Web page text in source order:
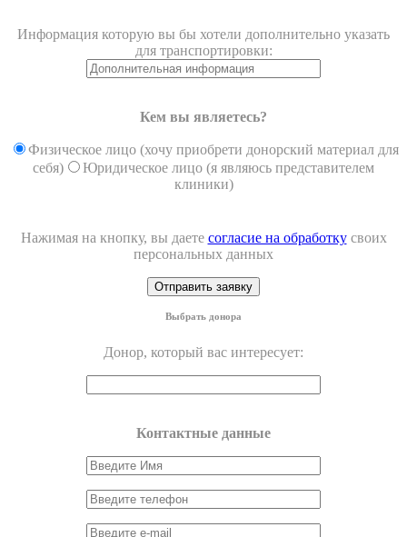
Информация которую вы бы хотели дополнительно указать
для транспортировки:
Кем вы являетесь?
Физическое лицо (хочу приобрети донорский материал для
себя)
Юридическое лицо (я являюсь представителем
клиники)
Нажимая на кнопку, вы даете согласие на обработкусвоих
персональных данных
Выбрать донора
Донор, который вас интересует:
Контактные данные